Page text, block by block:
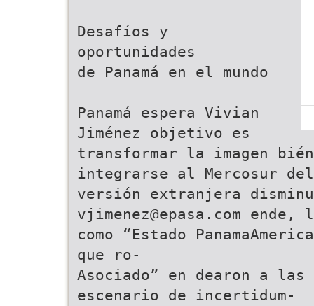
Desafíos y
oportunidades
de Panamá en el mundo
Panamá espera Vivian
Jiménez objetivo es
transformar la imagen
integrarse al Mercosur
versión extranjera
vjimenez@epasa.com
como “Estado
que ro-
Asociado” en dearon a las
escenario de incertidum-